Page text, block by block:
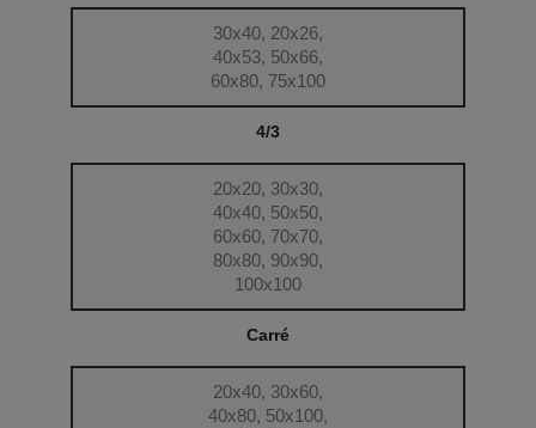
30x40, 20x26,
40x53, 50x66,
60x80, 75x100
4/3
20x20, 30x30,
40x40, 50x50,
60x60, 70x70,
80x80, 90x90,
100x100
Carré
20x40, 30x60,
40x80, 50x100,